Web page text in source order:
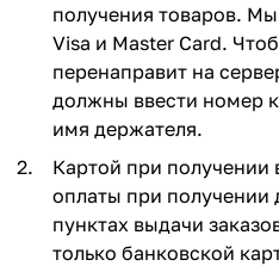
получения товаров.
Visa и Master Card.
перенаправит на
должны ввести номер
имя держателя.
Картой при получении
оплаты при получении
пунктах выдачи
только банковской